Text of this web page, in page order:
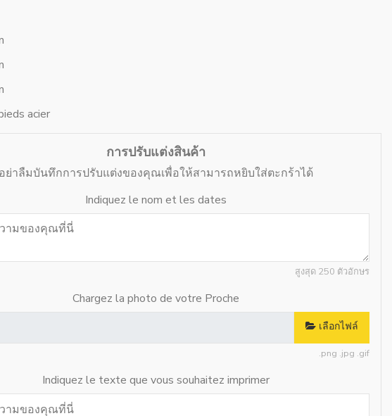
acier
การปรับแต่งสินค้า
อย่าลืมบันทึกการปรับแต่งของคุณเพื่อให้สามารถหยิบใส่ตะกร้าได้
Indiquez le nom et les dates
สูงสุด 250 ตัวอักษร
Chargez la photo de votre Proche
เลือกไฟล์
.png .jpg .gif
Indiquez le texte que vous souhaitez imprimer